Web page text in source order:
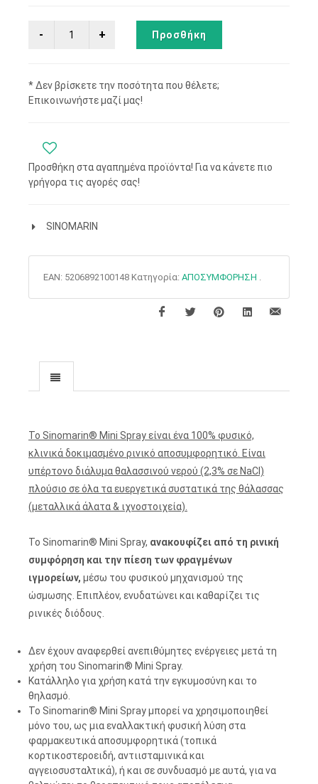
Προσθήκη
* Δεν βρίσκετε την ποσότητα που θέλετε;
Επικοινωνήστε μαζί μας!
Προσθήκη στα αγαπημένα προϊόντα! Για να κάνετε πιο
γρήγορα τις αγορές σας!
SINOMARIN
EAN: 5206892100148 Κατηγορία: ΑΠΟΣΥΜΦΟΡΗΣΗ .
To Sinomarin® Mini Spray είναι ένα 100% φυσικό,
κλινικά δοκιμασμένο ρινικό αποσυμφορητικό. Είναι
υπέρτονο διάλυμα θαλασσινού νερού (2,3% σε NaCl)
πλούσιο σε όλα τα ευεργετικά συστατικά της θάλασσας
(μεταλλικά άλατα & ιχνοστοιχεία).
To Sinomarin® Mini Spray, ανακουφίζει από τη ρινική
συμφόρηση και την πίεση των φραγμένων
ιγμορείων, μέσω του φυσικού μηχανισμού της
ώσμωσης. Επιπλέον, ενυδατώνει και καθαρίζει τις
ρινικές διόδους.
Δεν έχουν αναφερθεί ανεπιθύμητες ενέργειες μετά τη
χρήση του Sinomarin® Mini Spray.
Κατάλληλο για χρήση κατά την εγκυμοσύνη και το
θηλασμό.
To Sinomarin® Mini Spray μπορεί να χρησιμοποιηθεί
μόνο του, ως μια εναλλακτική φυσική λύση στα
φαρμακευτικά αποσυμφορητικά (τοπικά
κορτικοστεροειδή, αντιισταμινικά και
αγγειοσυσταλτικά), ή και σε συνδυασμό με αυτά, για να